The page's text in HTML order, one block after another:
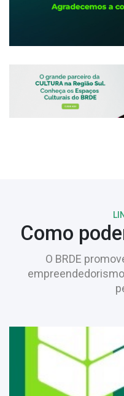
Como
O BRDE